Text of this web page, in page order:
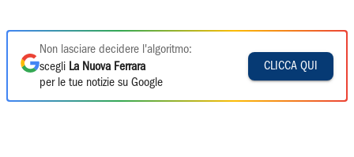
Non lasciare decidere l'algoritmo:
scegli La Nuova Ferrara
per le tue notizie su Google
CLICCA QUI